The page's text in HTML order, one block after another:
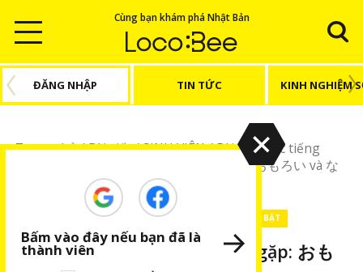
Cùng bạn khám phá Nhật Bản
ĐĂNG NHẬP TIN TỨC KINH NGHIỆM
Trang chủ/Bài viết/SINH VIÊN/Bài viết Học tiếng
Phương ngữ Kansai thường gặp: おもろい và な
Bài viết Học tiếng Nhật BÀI VIẾT NỔI BẬT
Phương ngữ Kansai thường gặp: おも
Bấm vào đây nếu bạn đã là
thành viên